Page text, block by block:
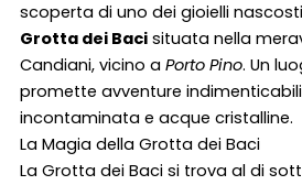
scoperta di uno dei gioielli
Grotta dei Baci situata nella
Candiani, vicino a Porto Pino. Un
promette avventure
incontaminata e acque cristalline.
La Magia della Grotta dei Baci
La Grotta dei Baci si trova al di